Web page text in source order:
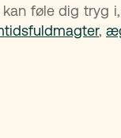
føle dig tryg
,